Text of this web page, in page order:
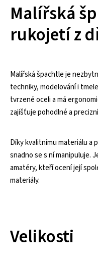
Malířská
rukojetí z
Malířská špachtle je
techniky, modelování i
tvrzené oceli a má
zajišťuje pohodlné a
Díky kvalitnímu materiálu a
snadno se s ní manipuluje.
amatéry, kteří ocení její
materiály.
Velikosti